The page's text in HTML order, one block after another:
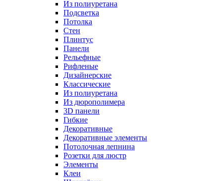
Из полиуретана
Подсветка
Потолка
Стен
Плинтус
Панели
Рельефные
Рифленые
Дизайнерские
Классические
Из полиуретана
Из дюрополимера
3D панели
Гибкие
Декоративные
Декоративные элементы
Потолочная лепнина
Розетки для люстр
Элементы
Клеи